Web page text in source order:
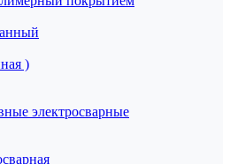
)
электросварные